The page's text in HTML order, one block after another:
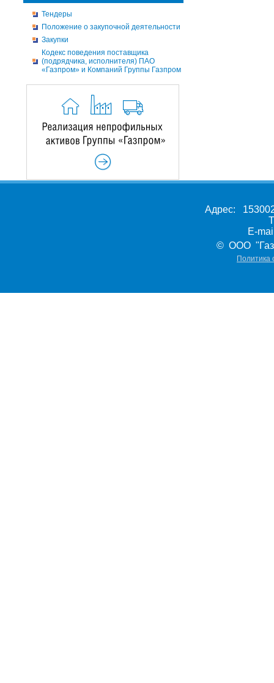
Тендеры
Положение о закупочной деятельности
Закупки
Кодекс поведения поставщика
(подрядчика, исполнителя) ПАО
«Газпром» и Компаний Группы Газпром
Адрес:
E-
© ООО
Политика